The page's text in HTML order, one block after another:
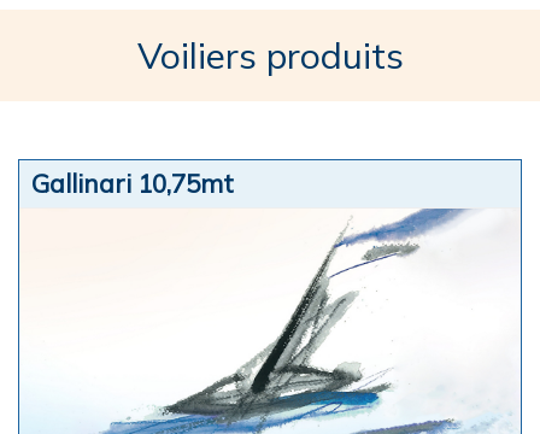
Voiliers produits
Gallinari 10,75mt